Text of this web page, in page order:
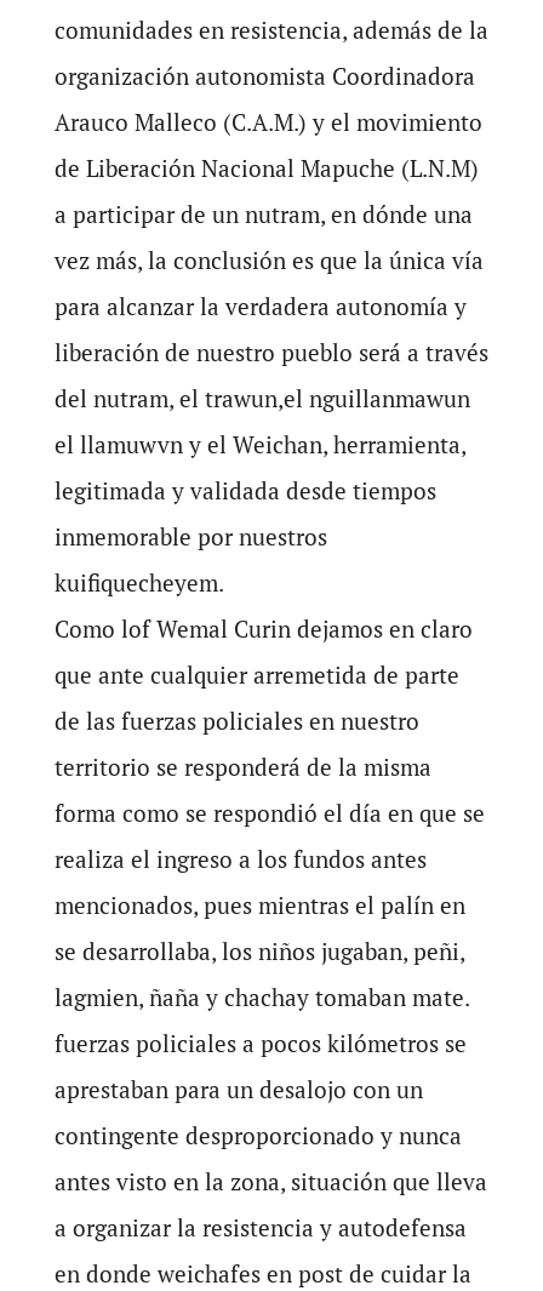
comunidades en resistencia, además de la
organización autonomista Coordinadora
Arauco Malleco (C.A.M.) y el movimiento
de Liberación Nacional Mapuche (L.N.M)
a participar de un nutram, en dónde una
vez más, la conclusión es que la única vía
para alcanzar la verdadera autonomía y
liberación de nuestro pueblo será a través
del nutram, el trawun,el nguillanmawun
el llamuwvn y el Weichan, herramienta,
legitimada y validada desde tiempos
inmemorable por nuestros
kuifiquecheyem.
Como lof Wemal Curin dejamos en claro
que ante cualquier arremetida de parte
de las fuerzas policiales en nuestro
territorio se responderá de la misma
forma como se respondió el día en que se
realiza el ingreso a los fundos antes
mencionados, pues mientras el palín en
se desarrollaba, los niños jugaban, peñi,
lagmien, ñaña y chachay tomaban mate.
fuerzas policiales a pocos kilómetros se
aprestaban para un desalojo con un
contingente desproporcionado y nunca
antes visto en la zona, situación que lleva
a organizar la resistencia y autodefensa
en donde weichafes en post de cuidar la